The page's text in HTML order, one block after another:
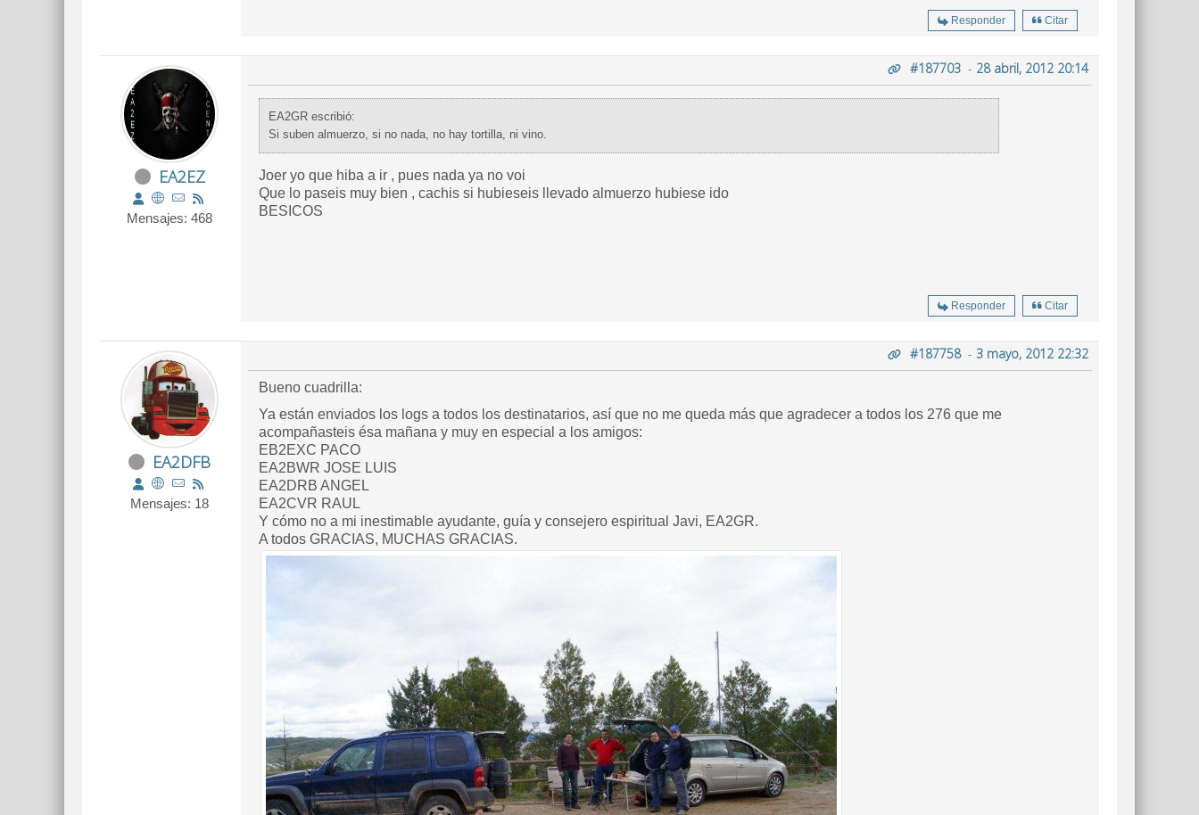
Responder Citar
EA2EZ
Mensajes: 468
#187703 - 28 abril, 2012 20:14
EA2GR escribió:
Si suben almuerzo, si no nada, no hay tortilla, ni vino.
Joer yo que hiba a ir , pues nada ya no voi
Que lo paseis muy bien , cachis si hubieseis llevado almuerzo hubiese ido
BESICOS
Responder Citar
EA2DFB
Mensajes: 18
#187758- 3 mayo, 2012 22:32
Bueno cuadrilla:
Ya están enviados los logs a todos los destinatarios, así que no me queda más que agradecer a todos los 276 que me
acompañasteis ésa mañana y muy en especial a los amigos:
EB2EXC PACO
EA2BWR JOSE LUIS
EA2DRB ANGEL
EA2CVR RAUL
Y cómo no a mi inestimable ayudante, guía y consejero espiritual Javi, EA2GR.
A todos GRACIAS, MUCHAS GRACIAS.